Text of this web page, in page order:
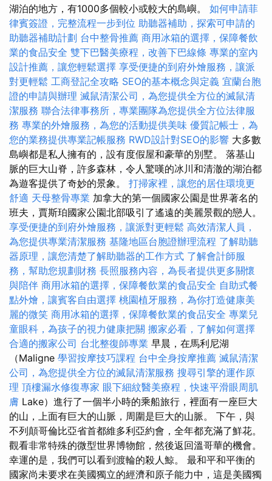
湖泊的地方，有1000多個較小或較大的島嶼。 如何申請菲
律賓簽證，完整流程一步到位 助聽器補助，探索可申請的
助聽器補助計劃 台中整骨推薦 商用冰箱的選擇，保障餐飲
業的食品安全 雙下巴醫美療程，改善下巴線條 專業的室內
設計推薦，讓您輕鬆選擇 享受便捷的到府外燴服務，讓派
對更輕鬆 工商登記全攻略 SEO的基本概念與定義 宜蘭台胞
證的申請與辦理 滅鼠清潔公司，為您提供全方位的滅鼠清
潔服務 聯合法律事務所，專業團隊為您提供全方位法律服
務 專業的外燴服務，為您的活動提供美味 優質記帳士，為
您的業務提供專業記帳服務 RWD設計對SEO的影響 大多數
島嶼都是私人擁有的，設有度假屋和豪華的別墅。 落基山
脈的巨大山脊，許多森林，令人驚嘆的冰川和清澈的湖泊都
為遊客提供了奇妙的景象。 打掃家裡，讓您的居住環境更
舒適 天母整骨專業 加拿大的第一個國家公園是世界著名的
班夫，賈斯珀國家公園北部吸引了遙遠的美麗景觀的戀人。
享受便捷的到府外燴服務，讓派對更輕鬆 高效清潔人員，
為您提供專業清潔服務 基隆地區台胞證辦理流程 了解助聽
器原理，讓您清楚了解助聽器的工作方式 了解會計師服
務，幫助您規劃財務 長照服務內容，為長者提供更多關懷
與陪伴 商用冰箱的選擇，保障餐飲業的食品安全 自助式餐
點外燴，讓賓客自由選擇 桃園植牙服務，為你打造健康美
麗的微笑 商用冰箱的選擇，保障餐飲業的食品安全 專業兒
童眼科，為孩子的視力健康把關 搬家必看，了解如何選擇
合適的搬家公司 台北整復師專業 早晨，在馬利尼湖
（Maligne 學習按摩技巧課程 台中全身按摩推薦 滅鼠清潔
公司，為您提供全方位的滅鼠清潔服務 搜尋引擎的運作原
理 頂樓漏水修復專家 眼下細紋醫美療程，快速平滑眼周肌
膚 Lake）進行了一個半小時的乘船旅行，裡面有一座巨大
的山，上面有巨大的山脈，周圍是巨大的山脈。 下午，與
不列顛哥倫比亞省首都維多利亞約會，全年都充滿了鮮花。
觀看非常特殊的微型世界博物館，然後返回溫哥華的機會。
幸運的是，我們可以看到渡輪的殺人鯨。 最和平和平衡的
國家尚未要求在美國獨立的經濟和原子能力中，這是美國獨